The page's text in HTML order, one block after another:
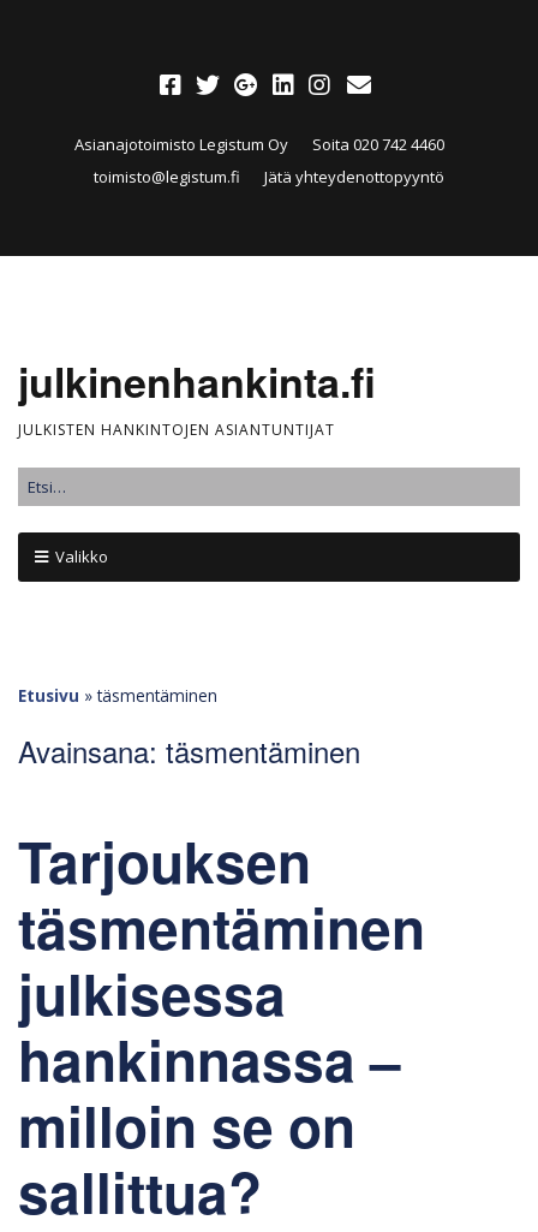
Asianajotoimisto Legistum Oy
Soita 020 742 4460
toimisto@legistum.fi
Jätä yhteydenottopyyntö
julkinenhankinta.fi
JULKISTEN HANKINTOJEN ASIANTUNTIJAT
Valikko
Etusivu »täsmentäminen
Avainsana: täsmentäminen
Tarjouksen
täsmentäminen
julkisessa
hankinnassa –
milloin se on
sallittua?